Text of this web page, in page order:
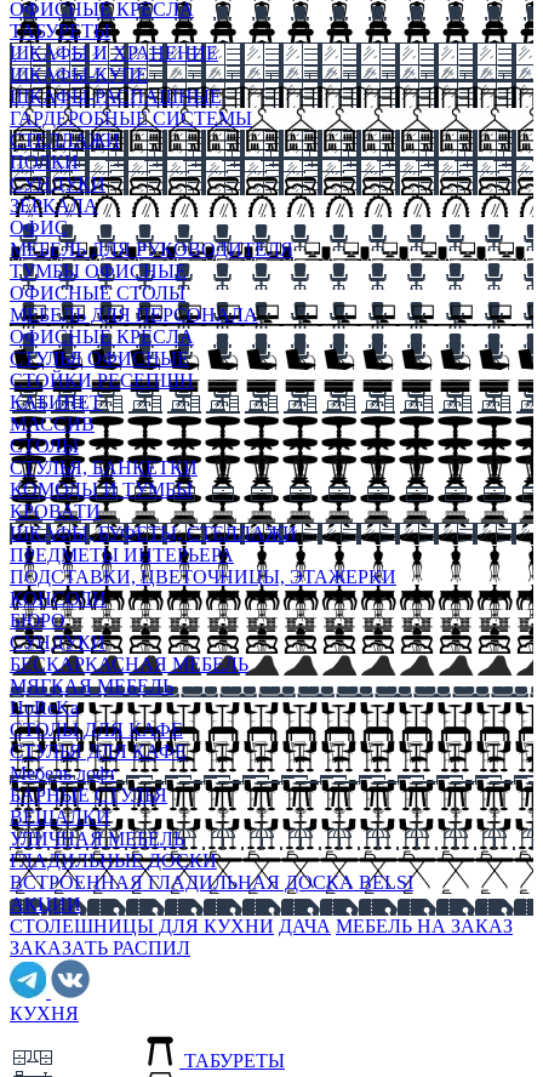
ОФИСНЫЕ КРЕСЛА
ТАБУРЕТЫ
ШКАФЫ И ХРАНЕНИЕ
ШКАФЫ-КУПЕ
ШКАФЫ-РАСПАШНЫЕ
ГАРДЕРОБНЫЕ СИСТЕМЫ
СТЕЛЛАЖИ
ПОЛКИ
СУНДУКИ
ЗЕРКАЛА
ОФИС
МЕБЕЛЬ ДЛЯ РУКОВОДИТЕЛЯ
ТУМБЫ ОФИСНЫЕ
ОФИСНЫЕ СТОЛЫ
МЕБЕЛЬ ДЛЯ ПЕРСОНАЛА
ОФИСНЫЕ КРЕСЛА
СТУЛЬЯ ОФИСНЫЕ
СТОЙКИ РЕСЕПШН
КАБИНЕТ
МАССИВ
СТОЛЫ
СТУЛЬЯ, БАНКЕТКИ
КОМОДЫ И ТУМБЫ
КРОВАТИ
ШКАФЫ, БУФЕТЫ, СТЕЛЛАЖИ
ПРЕДМЕТЫ ИНТЕРЬЕРА
ПОДСТАВКИ, ЦВЕТОЧНИЦЫ, ЭТАЖЕРКИ
КОНСОЛИ
БЮРО
СУНДУКИ
БЕСКАРКАСНАЯ МЕБЕЛЬ
МЯГКАЯ МЕБЕЛЬ
HoReKa
СТОЛЫ ДЛЯ КАФЕ
СТУЛЬЯ ДЛЯ КАФЕ
Мебель лофт
БАРНЫЕ СТУЛЬЯ
ВЕШАЛКИ
УЛИЧНАЯ МЕБЕЛЬ
ГЛАДИЛЬНЫЕ ДОСКИ
ВСТРОЕННАЯ ГЛАДИЛЬНАЯ ДОСКА BELSI
АКЦИИ
СТОЛЕШНИЦЫ ДЛЯ КУХНИ ДАЧА МЕБЕЛЬ НА ЗАКАЗ
ЗАКАЗАТЬ РАСПИЛ
КУХНЯ
ТАБУРЕТЫ